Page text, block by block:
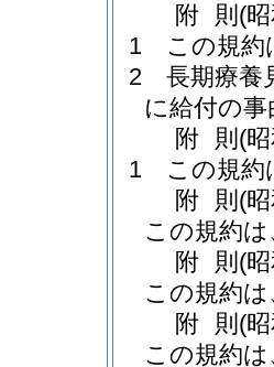
附 則 (
1
この規約
2
長期療養
に給付の
附 則 (
1
この規約
附 則 (
この規約
附 則 (
この規約
附 則 (
この規約